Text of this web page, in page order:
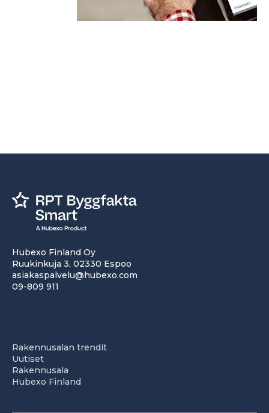
Hubexo Finland Oy
Ruukinkuja 3, 02330 Espoo
asiakaspalvelu@hubexo.com
09-809 911
Rakennusalan trendit
Uutiset
Rakennusala
Hubexo Finland